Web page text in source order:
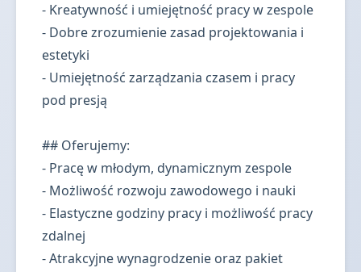
- Kreatywność i umiejętność pracy w zespole
- Dobre zrozumienie zasad projektowania i
estetyki
- Umiejętność zarządzania czasem i pracy
pod presją
## Oferujemy:
- Pracę w młodym, dynamicznym zespole
- Możliwość rozwoju zawodowego i nauki
- Elastyczne godziny pracy i możliwość pracy
zdalnej
- Atrakcyjne wynagrodzenie oraz pakiet